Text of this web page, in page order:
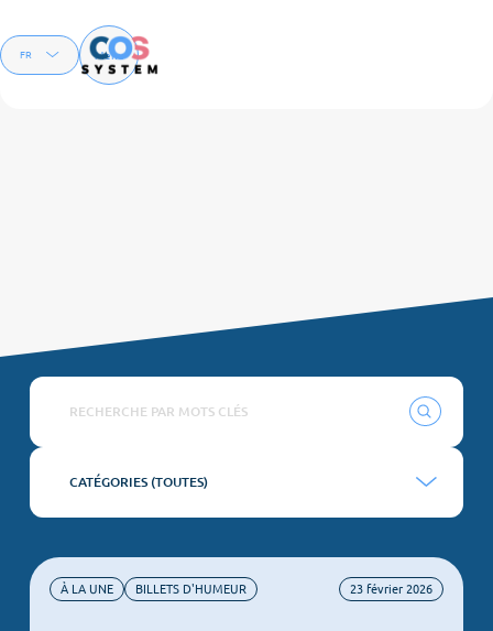
FR Menu
CATÉGORIES (TOUTES)
BILLETS D'HUMEUR
CAS CLIENTS
À LA UNE BILLETS D'HUMEUR 23 février 2026